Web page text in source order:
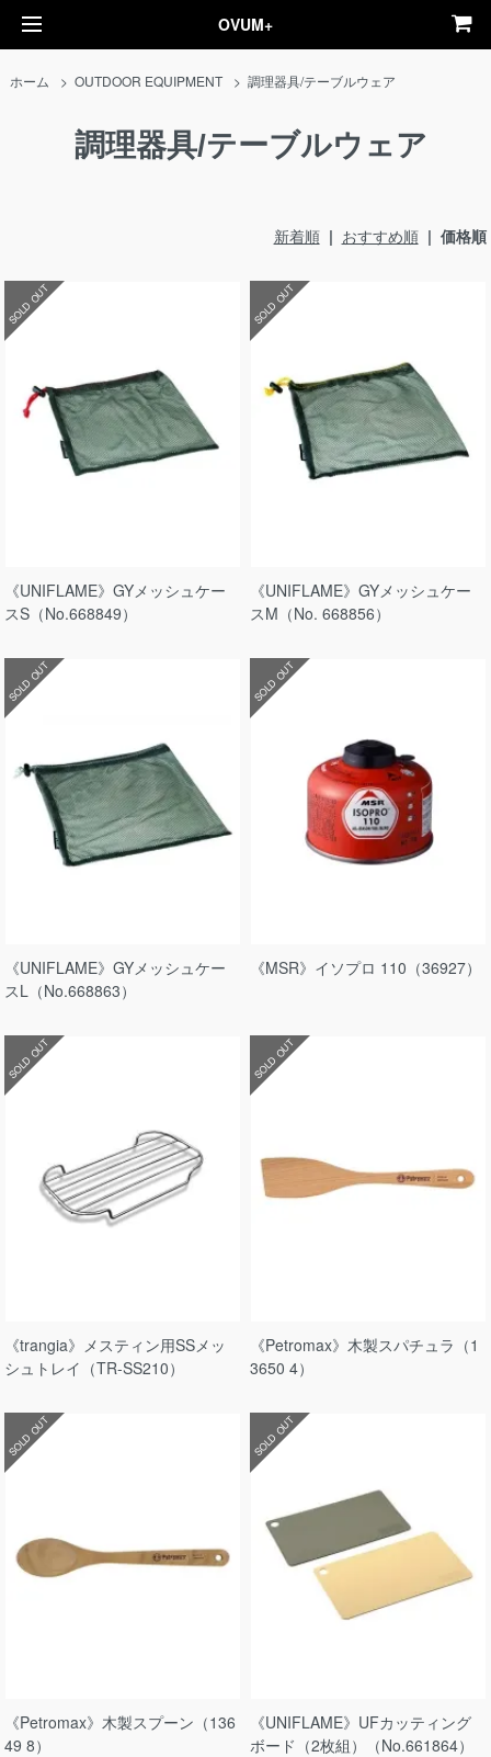
OVUM+
ホーム >OUTDOOR EQUIPMENT >調理器具/テーブルウェア
調理器具/テーブルウェア
新着順| おすすめ順| 価格順
SOLD OUT
《UNIFLAME》GYメッシュケー
スS（No.668849）
SOLD OUT
《UNIFLAME》GYメッシュケー
スM（No. 668856）
SOLD OUT
《UNIFLAME》GYメッシュケー
スL（No.668863）
SOLD OUT
《MSR》イソプロ 110（36927）
SOLD OUT
《trangia》メスティン用SSメッ
シュトレイ（TR-SS210）
SOLD OUT
《Petromax》木製スパチュラ（1
3650 4）
SOLD OUT
《Petromax》木製スプーン（136
49 8）
SOLD OUT
《UNIFLAME》UFカッティング
ボード（2枚組）（No.661864）